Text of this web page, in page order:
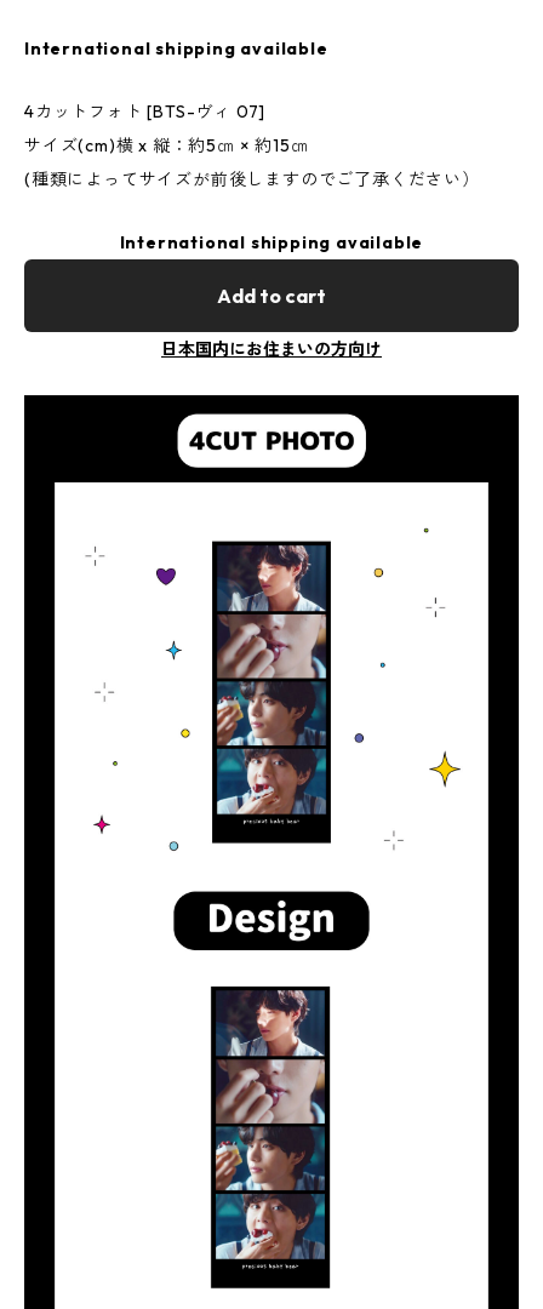
International shipping available
4カットフォト [BTS-ヴィ 07]
サイズ(cm)横 x 縦：約5㎝ × 約15㎝
(種類によってサイズが前後しますのでご了承ください）
International shipping available
Add to cart
日本国内にお住まいの方向け